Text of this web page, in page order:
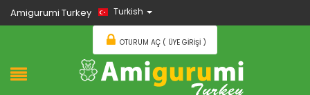
Amigurumi Turkey Turkish
OTURUM AÇ ( ÜYE GIRIŞI )